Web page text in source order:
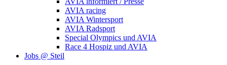
AVIA racing
AVIA Wintersport
AVIA Radsport
Special Olympics und AVIA
Race 4 Hospiz und AVIA
Jobs @ Steil